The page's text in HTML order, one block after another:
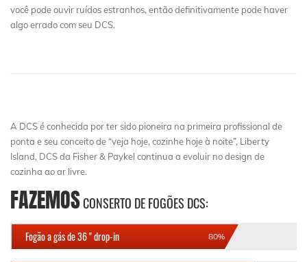
você pode ouvir ruídos estranhos, então definitivamente pode haver
algo errado com seu DCS.
A DCS é conhecida por ter sido pioneira na primeira profissional de
ponta e seu conceito de “veja hoje, cozinhe hoje à noite”, Liberty
Island, DCS da Fisher & Paykel continua a evoluir no design de
cozinha ao ar livre.
FAZEMOSCONSERTO DE FOGÕES DCS:
Fogão a gás de 36 " drop-in 80%